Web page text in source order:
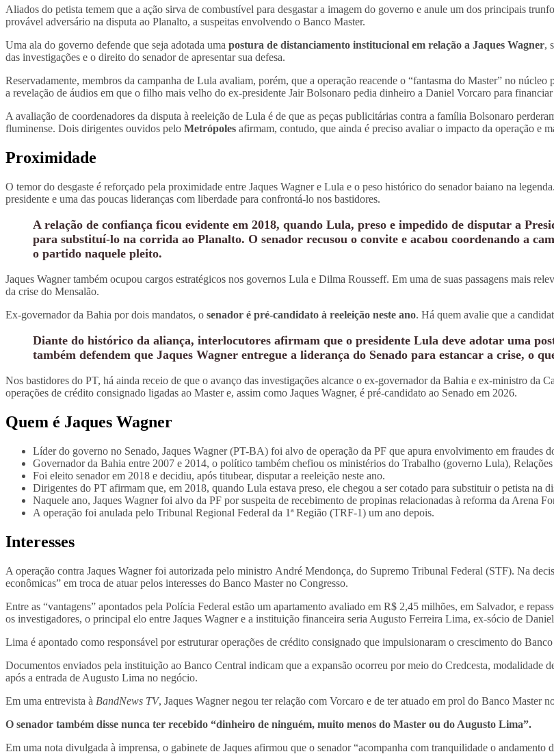
Aliados do petista temem que a ação sirva de combustível para desgastar a imagem do governo e anule um dos principais
provável adversário na disputa ao Planalto, a suspeitas envolvendo o Banco Master.
Uma ala do governo defende que seja adotada uma postura de distanciamento institucional em relação a Jaques Wagner,
das investigações e o direito do senador de apresentar sua defesa.
Reservadamente, membros da campanha de Lula avaliam, porém, que a operação reacende o “fantasma do Master” no
a revelação de áudios em que o filho mais velho do ex-presidente Jair Bolsonaro pedia dinheiro a Daniel Vorcaro para
A avaliação de coordenadores da disputa à reeleição de Lula é de que as peças publicitárias contra a família Bolsonaro
fluminense. Dois dirigentes ouvidos pelo Metrópoles afirmam, contudo, que ainda é preciso avaliar o impacto da operação e
Proximidade
O temor do desgaste é reforçado pela proximidade entre Jaques Wagner e Lula e o peso histórico do senador baiano na
presidente e uma das poucas lideranças com liberdade para confrontá-lo nos bastidores.
A relação de confiança ficou evidente em 2018, quando Lula, preso e impedido de disputar a
para substituí-lo na corrida ao Planalto. O senador recusou o convite e acabou coordenando a
o partido naquele pleito.
Jaques Wagner também ocupou cargos estratégicos nos governos Lula e Dilma Rousseff. Em uma de suas passagens mais
da crise do Mensalão.
Ex-governador da Bahia por dois mandatos, o senador é pré-candidato à reeleição neste ano. Há quem avalie que a
Diante do histórico da aliança, interlocutores afirmam que o presidente Lula deve adotar uma
também defendem que Jaques Wagner entregue a liderança do Senado para estancar a crise, o
Nos bastidores do PT, há ainda receio de que o avanço das investigações alcance o ex-governador da Bahia e ex-ministro da
operações de crédito consignado ligadas ao Master e, assim como Jaques Wagner, é pré-candidato ao Senado em 2026.
Quem é Jaques Wagner
Líder do governo no Senado, Jaques Wagner (PT-BA) foi alvo de operação da PF que apura envolvimento em fraudes
Governador da Bahia entre 2007 e 2014, o político também chefiou os ministérios do Trabalho (governo Lula),
Foi eleito senador em 2018 e decidiu, após titubear, disputar a reeleição neste ano.
Dirigentes do PT afirmam que, em 2018, quando Lula estava preso, ele chegou a ser cotado para substituir o petista na
Naquele ano, Jaques Wagner foi alvo da PF por suspeita de recebimento de propinas relacionadas à reforma da Arena
A operação foi anulada pelo Tribunal Regional Federal da 1ª Região (TRF-1) um ano depois.
Interesses
A operação contra Jaques Wagner foi autorizada pelo ministro André Mendonça, do Supremo Tribunal Federal (STF). Na
econômicas” em troca de atuar pelos interesses do Banco Master no Congresso.
Entre as “vantagens” apontados pela Polícia Federal estão um apartamento avaliado em R$ 2,45 milhões, em Salvador, e
os investigadores, o principal elo entre Jaques Wagner e a instituição financeira seria Augusto Ferreira Lima, ex-sócio de
Lima é apontado como responsável por estruturar operações de crédito consignado que impulsionaram o crescimento do Banco
Documentos enviados pela instituição ao Banco Central indicam que a expansão ocorreu por meio do Credcesta, modalidade
após a entrada de Augusto Lima no negócio.
Em uma entrevista à BandNews TV, Jaques Wagner negou ter relação com Vorcaro e de ter atuado em prol do Banco Master
O senador também disse nunca ter recebido “dinheiro de ninguém, muito menos do Master ou do Augusto Lima”.
Em uma nota divulgada à imprensa, o gabinete de Jaques afirmou que o senador “acompanha com tranquilidade o andamento